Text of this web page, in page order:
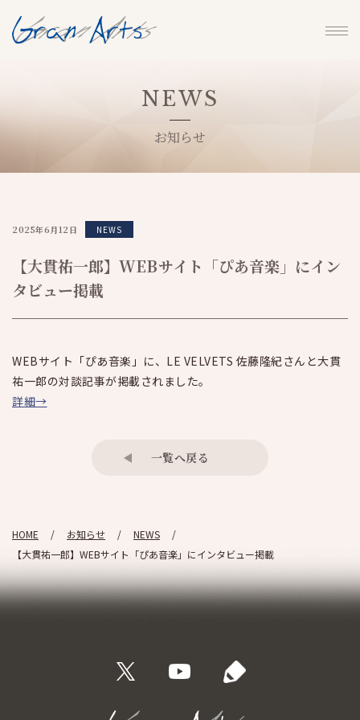
NEWS
お知らせ
2025年6月12日 NEWS
【大貫祐一郎】WEBサイト「ぴあ音楽」にイン
タビュー掲載
WEBサイト「ぴあ音楽」に、LE VELVETS 佐藤隆紀さんと大貫
祐一郎の対談記事が掲載されました。
詳細→
一覧へ戻る
HOME お知らせ
NEWS
【大貫祐一郎】WEBサイト「ぴあ音楽」にインタビュー掲載